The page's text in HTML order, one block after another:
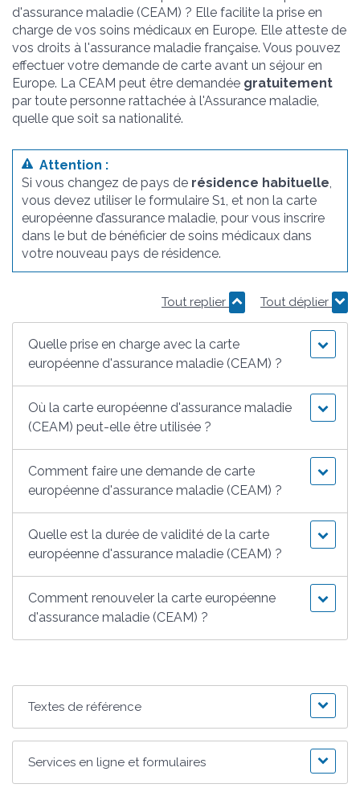
d'assurance maladie (CEAM) ? Elle facilite la prise en
charge de vos soins médicaux en Europe. Elle atteste de
vos droits à l'assurance maladie française. Vous pouvez
effectuer votre demande de carte avant un séjour en
Europe. La CEAM peut être demandée gratuitement
par toute personne rattachée à l'Assurance maladie,
quelle que soit sa nationalité.
Attention :
Si vous changez de pays de résidence habituelle
vous devez utiliser le formulaire S1, et non la carte
européenne d’assurance maladie, pour vous inscrire
dans le but de bénéficier de soins médicaux dans
votre nouveau pays de résidence.
Tout replier Tout déplier
Quelle prise en charge avec la carte
européenne d'assurance maladie (CEAM) ?
Où la carte européenne d'assurance maladie
(CEAM) peut-elle être utilisée ?
Comment faire une demande de carte
européenne d'assurance maladie (CEAM) ?
Quelle est la durée de validité de la carte
européenne d'assurance maladie (CEAM) ?
Comment renouveler la carte européenne
d'assurance maladie (CEAM) ?
Textes de référence
Services en ligne et formulaires